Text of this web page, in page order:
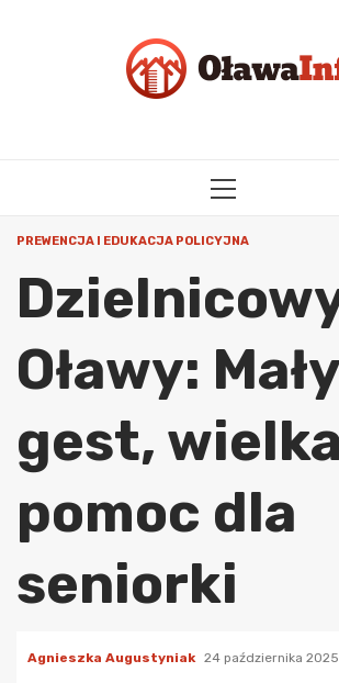
PRIMARY
PREWENCJA I EDUKACJA POLICYJNA
Oławy: Mały
gest, wielka
pomoc dla
seniorki
Agnieszka Augustyniak 24 października 2025